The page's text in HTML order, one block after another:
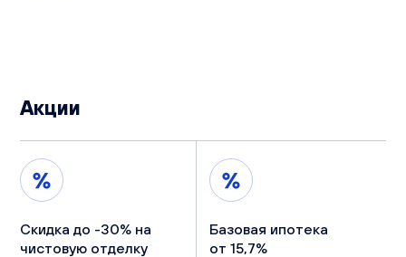
Акции
Скидка до -30% на
чистовую отделку
Базовая ипотека
от 15,7%